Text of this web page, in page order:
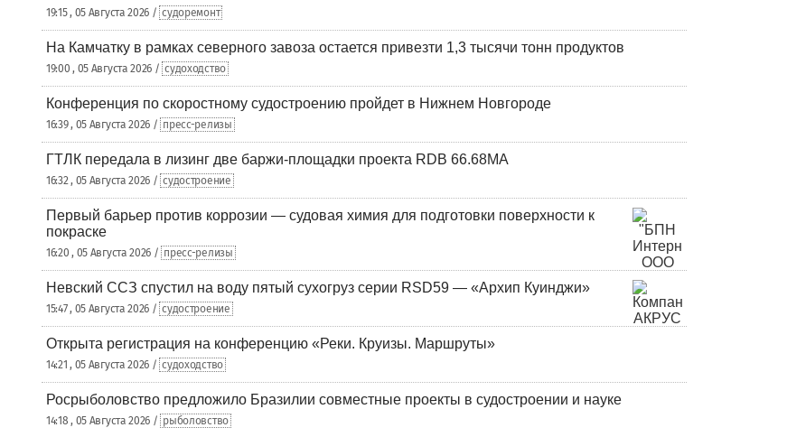
19:15 , 05 Августа 2026 / судоремонт
На Камчатку в рамках северного завоза остается привезти 1,3 тысячи тонн продуктов
19:00 , 05 Августа 2026 / судоходство
Конференция по скоростному судостроению пройдет в Нижнем Новгороде
16:39 , 05 Августа 2026 / пресс-релизы
ГТЛК передала в лизинг две баржи-площадки проекта RDB 66.68МА
16:32 , 05 Августа 2026 / судостроение
Первый барьер против коррозии — судовая химия для подготовки поверхности к
покраске
16:20 , 05 Августа 2026 / пресс-релизы
Невский ССЗ спустил на воду пятый сухогруз серии RSD59 — «Архип Куинджи»
15:47 , 05 Августа 2026 / судостроение
Открыта регистрация на конференцию «Реки. Круизы. Маршруты»
14:21 , 05 Августа 2026 / судоходство
Росрыболовство предложило Бразилии совместные проекты в судостроении и науке
14:18 , 05 Августа 2026 / рыболовство